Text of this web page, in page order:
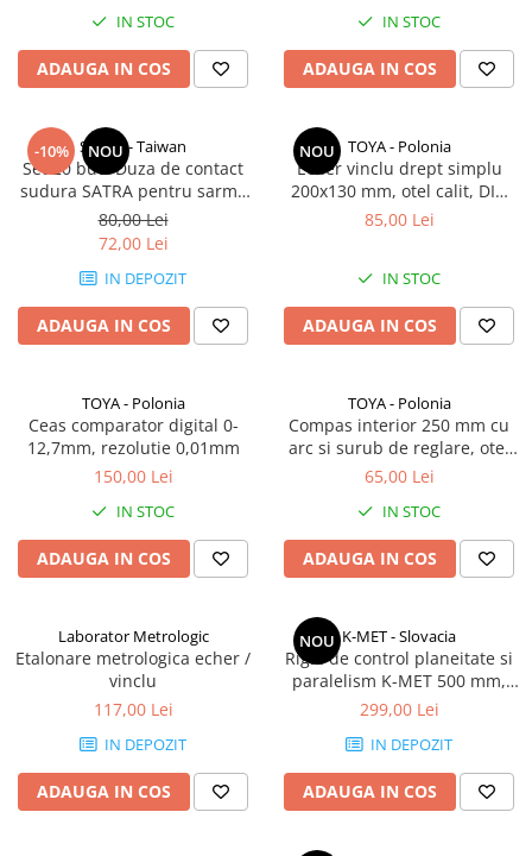
Ceasuri comparatoare cu levier
Accesorii pentru ceasuri
Aparate de masura si control
Termometre si higrometre
Multimetre digitale
Telemetre laser
Umidometre
Luxmetre
Anemometre
Sonometre
Analizoare optice
Durometre, rugozimetre,
Durometre
Grosimetre
Comparatoare profil suprafata
Accesorii durometre si
rugozimetre
Lupe si microscoape
Lupe
IN STOC
ADAUGA IN COS
IN STOC
ADAUGA IN COS
-10% NOU
SATRA - Taiwan
Set 20 buc. Duza de contact
sudura SATRA pentru sarma
Ø1.0 mm, M6 x 28 mm,
pistolet MB25, MB24, MB36
MIG/MAG
80,00 Lei
72,00 Lei
IN DEPOZIT
ADAUGA IN COS
NOU TOYA - Polonia
Echer vinclu drept simplu
200x130 mm, otel calit, DIN
875, clasa II
85,00 Lei
IN STOC
ADAUGA IN COS
TOYA - Polonia
Ceas comparator digital 0-
12,7mm, rezolutie 0,01mm
150,00 Lei
IN STOC
ADAUGA IN COS
TOYA - Polonia
Compas interior 250 mm cu
arc si surub de reglare, otel
carbon
65,00 Lei
IN STOC
ADAUGA IN COS
Laborator Metrologic
Etalonare metrologica echer /
vinclu
117,00 Lei
IN DEPOZIT
ADAUGA IN COS
NOU K-MET - Slovacia
Rigla de control planeitate si
paralelism K-MET 500 mm,
precizie DIN 874/1, otel,
299,00 Lei
IN DEPOZIT
ADAUGA IN COS